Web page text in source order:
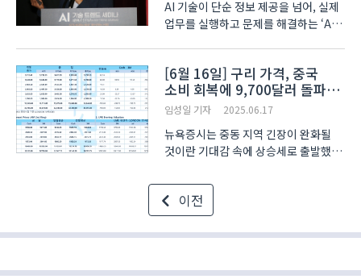
AI 기술이 단순 정보 제공을 넘어, 실제
업무를 실행하고 문제를 해결하는 ‘AI
이건복 상무가 16일 송도 갯벌타워에서
열린 ‘2025 인공지능(AI) 기술 트렌드 ..
[6월 16일] 구리 가격, 중국
소비 회복에 9,700달러 돌파…
LME 재고 1년 만에 최저(LME
임성일 기자 2025.06.17
뉴욕증시는 중동 지역 긴장이 완화될
것이란 기대감 속에 상승세로 출발했다.
가운데, 주요국의 중재 의지 표명이
시장에 긍정적으로 작용했다. LME
비철금속 시장은 혼조세를 보였다. 이
중 구리 가격은 중국 ..
이전